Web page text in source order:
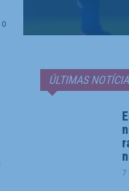
0
ÚLTIMAS
7